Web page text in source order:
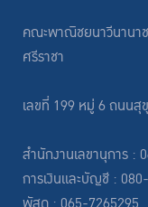
คณะพาณิชยนาวีนานา
ศรีราชา
เลขที่ 199 หมู่ 6 ถนนสุ
สำนักงานเลขานุการ :
การเงินและบัญชี :